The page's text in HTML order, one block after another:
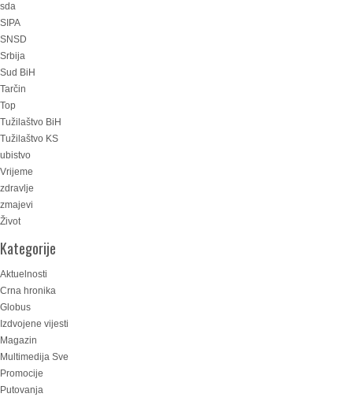
sda
SIPA
SNSD
Srbija
Sud BiH
Tarčin
Top
Tužilaštvo BiH
Tužilaštvo KS
ubistvo
Vrijeme
zdravlje
zmajevi
Život
Kategorije
Aktuelnosti
Crna hronika
Globus
Izdvojene vijesti
Magazin
Multimedija Sve
Promocije
Putovanja